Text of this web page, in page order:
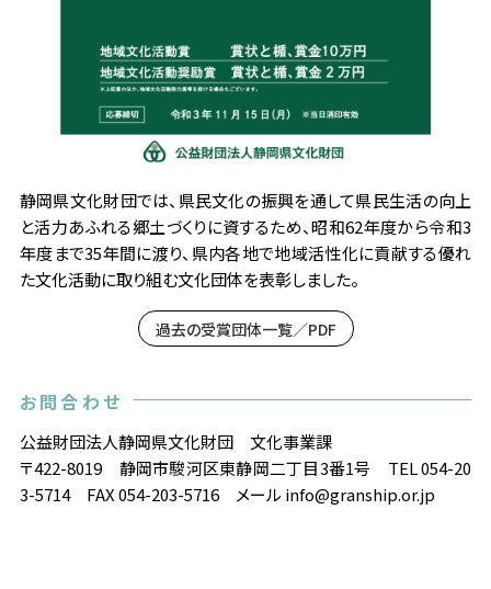
静岡県文化財団では、県民文化の振興を通して県民生活の向上
と活力あふれる郷土づくりに資するため、昭和62年度から令和3
年度まで35年間に渡り、県内各地で地域活性化に貢献する優れ
た文化活動に取り組む文化団体を表彰しました。
過去の受賞団体一覧／PDF
お問合わせ
公益財団法人静岡県文化財団 文化事業課
〒422-8019 静岡市駿河区東静岡二丁目3番1号 TEL 054-20
3-5714 FAX 054-203-5716 メール info@granship.or.jp